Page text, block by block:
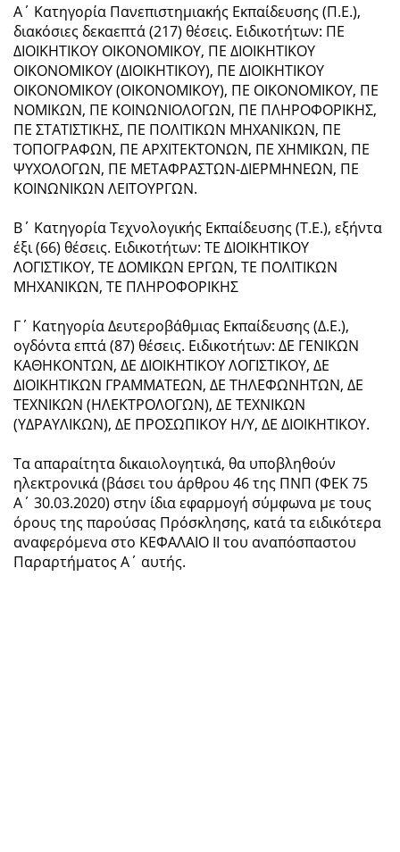
Α΄ Κατηγορία Πανεπιστημιακής Εκπαίδευσης (Π.Ε.),
διακόσιες δεκαεπτά (217) θέσεις. Ειδικοτήτων: ΠΕ
ΔΙΟΙΚΗΤΙΚΟΥ ΟΙΚΟΝΟΜΙΚΟΥ, ΠΕ ΔΙΟΙΚΗΤΙΚΟΥ
ΟΙΚΟΝΟΜΙΚΟΥ (ΔΙΟΙΚΗΤΙΚΟΥ), ΠΕ ΔΙΟΙΚΗΤΙΚΟΥ
ΟΙΚΟΝΟΜΙΚΟΥ (ΟΙΚΟΝΟΜΙΚΟΥ), ΠΕ ΟΙΚΟΝΟΜΙΚΟΥ, ΠΕ
ΝΟΜΙΚΩΝ, ΠΕ ΚΟΙΝΩΝΙΟΛΟΓΩΝ, ΠΕ ΠΛΗΡΟΦΟΡΙΚΗΣ,
ΠΕ ΣΤΑΤΙΣΤΙΚΗΣ, ΠΕ ΠΟΛΙΤΙΚΩΝ ΜΗΧΑΝΙΚΩΝ, ΠΕ
ΤΟΠΟΓΡΑΦΩΝ, ΠΕ ΑΡΧΙΤΕΚΤΟΝΩΝ, ΠΕ ΧΗΜΙΚΩΝ, ΠΕ
ΨΥΧΟΛΟΓΩΝ, ΠΕ ΜΕΤΑΦΡΑΣΤΩΝ-ΔΙΕΡΜΗΝΕΩΝ, ΠΕ
ΚΟΙΝΩΝΙΚΩΝ ΛΕΙΤΟΥΡΓΩΝ.
Β΄ Κατηγορία Τεχνολογικής Εκπαίδευσης (Τ.Ε.), εξήντα
έξι (66) θέσεις. Ειδικοτήτων: ΤΕ ΔΙΟΙΚΗΤΙΚΟΥ
ΛΟΓΙΣΤΙΚΟΥ, ΤΕ ΔΟΜΙΚΩΝ ΕΡΓΩΝ, ΤΕ ΠΟΛΙΤΙΚΩΝ
ΜΗΧΑΝΙΚΩΝ, ΤΕ ΠΛΗΡΟΦΟΡΙΚΗΣ
Γ΄ Κατηγορία Δευτεροβάθμιας Εκπαίδευσης (Δ.Ε.),
ογδόντα επτά (87) θέσεις. Ειδικοτήτων: ΔΕ ΓΕΝΙΚΩΝ
ΚΑΘΗΚΟΝΤΩΝ, ΔΕ ΔΙΟΙΚΗΤΙΚΟΥ ΛΟΓΙΣΤΙΚΟΥ, ΔΕ
ΔΙΟΙΚΗΤΙΚΩΝ ΓΡΑΜΜΑΤΕΩΝ, ΔΕ ΤΗΛΕΦΩΝΗΤΩΝ, ΔΕ
ΤΕΧΝΙΚΩΝ (ΗΛΕΚΤΡΟΛΟΓΩΝ), ΔΕ ΤΕΧΝΙΚΩΝ
(ΥΔΡΑΥΛΙΚΩΝ), ΔΕ ΠΡΟΣΩΠΙΚΟΥ Η/Υ, ΔΕ ΔΙΟΙΚΗΤΙΚΟΥ.
Τα απαραίτητα δικαιολογητικά, θα υποβληθούν
ηλεκτρονικά (βάσει του άρθρου 46 της ΠΝΠ (ΦΕΚ 75
Α΄ 30.03.2020) στην ίδια εφαρμογή σύμφωνα με τους
όρους της παρούσας Πρόσκλησης, κατά τα ειδικότερα
αναφερόμενα στο ΚΕΦΑΛΑΙΟ ΙΙ του αναπόσπαστου
Παραρτήματος Α΄ αυτής.